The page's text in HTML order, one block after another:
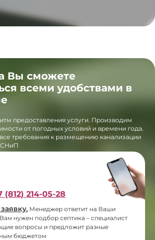
Вы сможете
всеми удобствами в
предоставления услуги. Производим
от погодных условий и времени года.
требования к размещению канализации
СНиП
(812) 214-05-28
. Менеджер ответит на Ваши
нужен подбор септика – специалист
вопросы и предложит разные
бюджетом